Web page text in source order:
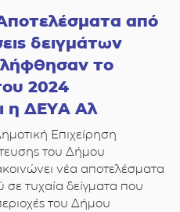
από
δειγμάτων
το
2024
η ΔΕΥΑ Αλ
Επιχείρηση
του Δήμου
νέα αποτελέσματα
τυχαία δείγματα που
του Δήμου